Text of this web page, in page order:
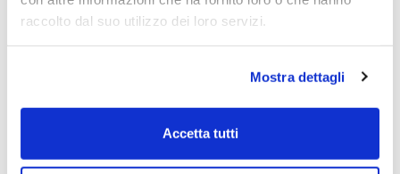
raccolto dal suo utilizzo dei loro servizi.
Mostra dettagli
Accetta tutti